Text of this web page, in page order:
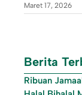
Maret 17, 2026
Berita
Ribuan